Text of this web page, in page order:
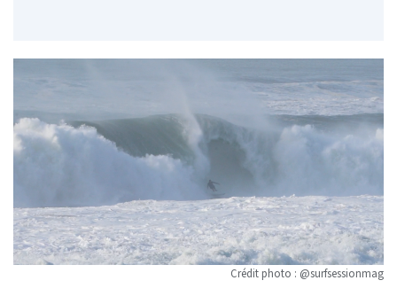
Crédit photo : @surfsessionmag